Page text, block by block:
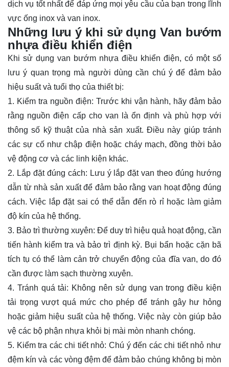
dịch vụ tốt nhất để đáp ứng mọi yêu cầu của bạn trong lĩnh
vực ống inox và van inox.
Những lưu ý khi sử dụng Van bướm
nhựa điều khiển điện
Khi sử dụng van bướm nhựa điều khiển điện, có một số
lưu ý quan trọng mà người dùng cần chú ý để đảm bảo
hiệu suất và tuổi thọ của thiết bị:
1. Kiểm tra nguồn điện: Trước khi vận hành, hãy đảm bảo
rằng nguồn điện cấp cho van là ổn định và phù hợp với
thông số kỹ thuật của nhà sản xuất. Điều này giúp tránh
các sự cố như chập điện hoặc cháy mạch, đồng thời bảo
vệ động cơ và các linh kiện khác.
2. Lắp đặt đúng cách: Lưu ý lắp đặt van theo đúng hướng
dẫn từ nhà sản xuất để đảm bảo rằng van hoạt động đúng
cách. Việc lắp đặt sai có thể dẫn đến rò rỉ hoặc làm giảm
độ kín của hệ thống.
3. Bảo trì thường xuyên: Để duy trì hiệu quả hoạt động, cần
tiến hành kiểm tra và bảo trì định kỳ. Bụi bẩn hoặc cặn bã
tích tụ có thể làm cản trở chuyển động của đĩa van, do đó
cần được làm sạch thường xuyên.
4. Tránh quá tải: Không nên sử dụng van trong điều kiện
tải trọng vượt quá mức cho phép để tránh gây hư hỏng
hoặc giảm hiệu suất của hệ thống. Việc này còn giúp bảo
vệ các bộ phận nhựa khỏi bị mài mòn nhanh chóng.
5. Kiểm tra các chi tiết nhỏ: Chú ý đến các chi tiết nhỏ như
đệm kín và các vòng đệm để đảm bảo chúng không bị mòn